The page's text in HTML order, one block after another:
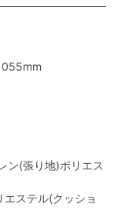
ン(張り地)ポリエス
ステル(クッショ